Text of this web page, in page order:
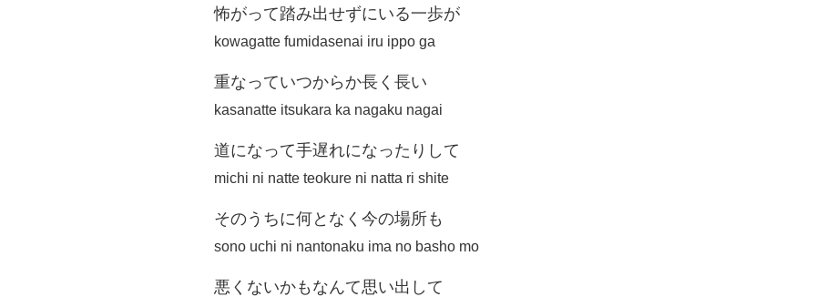
怖がって踏み出せずにいる一歩が
kowagatte fumidasenai iru ippo ga
重なっていつからか長く長い
kasanatte itsukara ka nagaku nagai
道になって手遅れになったりして
michi ni natte teokure ni natta ri shite
そのうちに何となく今の場所も
sono uchi ni nantonaku ima no basho mo
悪くないかもなんて思い出して